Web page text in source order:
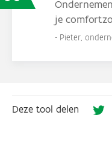
je
Pieter,
Deze tool delen